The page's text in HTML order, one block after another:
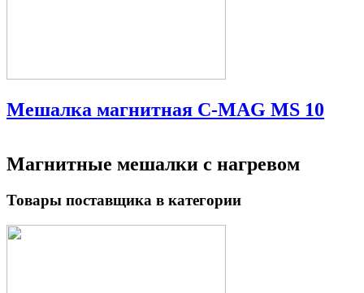
Мешалка магнитная C-MAG MS 10
Магнитные мешалки с нагревом
Товары поставщика в категории